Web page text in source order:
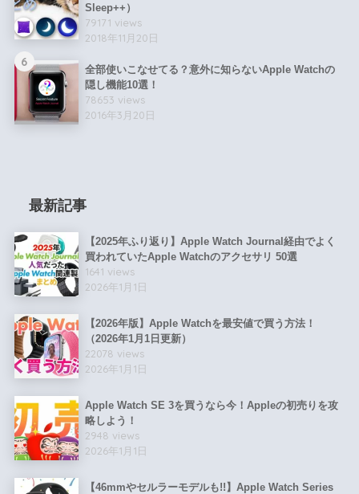
Sleep++）
79171 views
2018年11月20日
6
全部使いこなせてる？意外に知らないApple Watchの
隠し機能10選！
78653 views
2016年3月20日
最新記事
【2025年ふり返り】Apple Watch Journal経由でよく
買われていたApple Watchのアクセサリ 50選
1641 views
2026年1月1日
【2026年版】Apple Watchを最安値で買う方法！
（2026年1月1日更新）
22078 views
2026年1月1日
Apple Watch SE 3を買うなら今！Appleの初売りを攻
略しよう！
2948 views
2026年1月1日
【46mmやセルラーモデルも!!】Apple Watch Series